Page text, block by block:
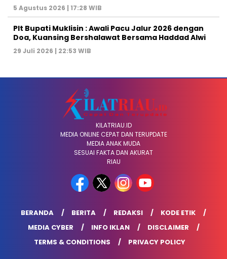
5 Agustus 2026 | 17:28 WIB
Plt Bupati Muklisin : Awali Pacu Jalur 2026 dengan
Doa, Kuansing Bershalawat Bersama Haddad Alwi
29 Juli 2026 | 22:53 WIB
KILATRIAU.ID
MEDIA ONLINE CEPAT DAN TERUPDATE
MEDIA ANAK MUDA
SESUAI FAKTA DAN AKURAT
RIAU
BERANDA BERITA REDAKSI
KODE ETIK
MEDIA CYBER
INFO IKLAN
DISCLAIMER
TERMS & CONDITIONS
PRIVACY POLICY